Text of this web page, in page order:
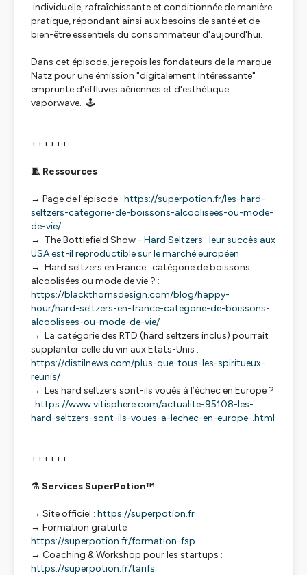
individuelle, rafraîchissante et conditionnée de manière
pratique, répondant ainsi aux besoins de santé et de
bien-être essentiels du consommateur d'aujourd'hui.
Dans cet épisode, je reçois les fondateurs de la marque
Natz pour une émission "digitalement intéressante"
emprunte d'effluves aériennes et d'esthétique
vaporwave. 🕹️
++++++
🧵 Ressources
→ Page de l'épisode : https://superpotion.fr/les-hard-
seltzers-categorie-de-boissons-alcoolisees-ou-mode-
de-vie/
→ The Bottlefield Show - Hard Seltzers : leur succès aux
USA est-il reproductible sur le marché européen
→ Hard seltzers en France : catégorie de boissons
alcoolisées ou mode de vie ? :
https://blackthornsdesign.com/blog/happy-
hour/hard-seltzers-en-france-categorie-de-boissons-
alcoolisees-ou-mode-de-vie/
→ La catégorie des RTD (hard seltzers inclus) pourrait
supplanter celle du vin aux Etats-Unis :
https://distilnews.com/plus-que-tous-les-spiritueux-
reunis/
→ Les hard seltzers sont-ils voués à l’échec en Europe ?
: https://www.vitisphere.com/actualite-95108-les-
hard-seltzers-sont-ils-voues-a-lechec-en-europe-.html
++++++
⚗️ Services SuperPotion™
→ Site officiel : https://superpotion.fr
→ Formation gratuite :
https://superpotion.fr/formation-fsp
→ Coaching & Workshop pour les startups :
https://superpotion.fr/tarifs